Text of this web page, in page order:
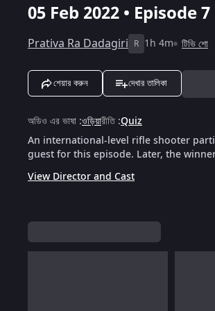
05 Feb 2022 •
Prativa Ra Dadagiri R 1h 4m টিভি শো
শেয়ার করুন দেখার তালিকা
অডিও এর ভাষা :ওড়িয়ারীতি:Quiz
An international-level rifle shooter
guest for this episode. Later, the
View Director and Cast